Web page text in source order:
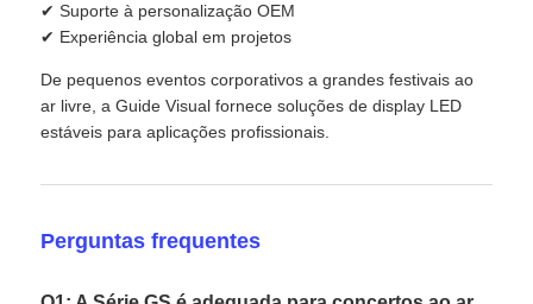
✔ Suporte à personalização OEM
✔ Experiência global em projetos
De pequenos eventos corporativos a grandes festivais ao
ar livre, a Guide Visual fornece soluções de display LED
estáveis ​​para aplicações profissionais.
Perguntas frequentes